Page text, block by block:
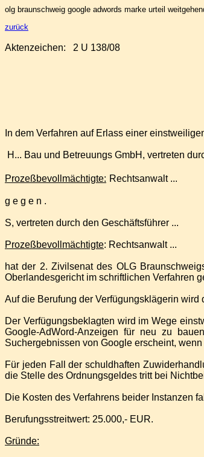
olg braunschweig google adwords marke urteil
zurück
Aktenzeichen: 2 U 138/08
In dem Verfahren auf Erlass einer
H... Bau und Betreuungs GmbH, vertreten
Prozeßbevollmächtigte: Rechtsanwalt ...
g e g e n .
S, vertreten durch den Geschäftsführer ...
Prozeßbevollmächtigte: Rechtsanwalt ...
hat der 2. Zivilsenat des OLG
Oberlandesgericht im schriftlichen Verfahren
Auf die Berufung der Verfügungsklägerin
Der Verfügungsbeklagten wird im Wege
Google-AdWord-Anzeigen für neu zu
Suchergebnissen von Google erscheint,
Für jeden Fall der schuldhaften
die Stelle des Ordnungsgeldes tritt bei
Die Kosten des Verfahrens beider Instanzen
Berufungsstreitwert: 25.000,- EUR.
Gründe: